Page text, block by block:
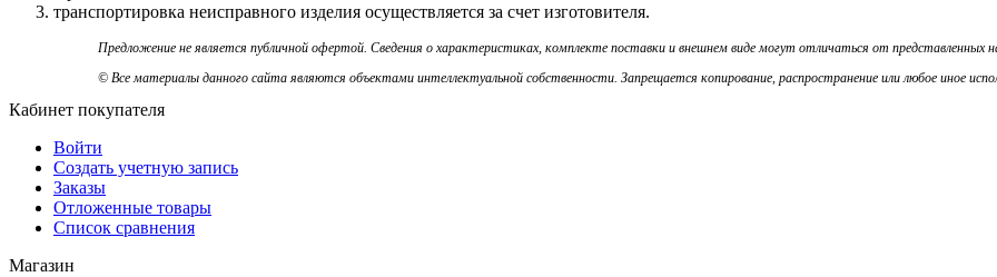
транспортировка неисправного изделия осуществляется за счет изготовителя.
Предложение не является публичной офертой. Сведения о характеристиках, комплекте поставки и внешнем виде могут отличаться от
© Все материалы данного сайта являются объектами интеллектуальной собственности. Запрещается копирование, распространение или любое иное
Кабинет покупателя
Войти
Создать учетную запись
Заказы
Отложенные товары
Список сравнения
Магазин